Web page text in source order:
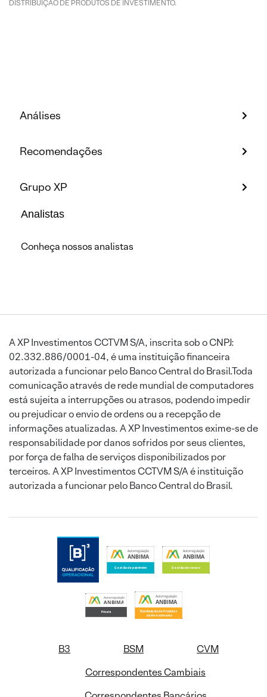
DISTRIBUIÇÃO DE PRODUTOS DE INVESTIMENTO.
Análises
Recomendações
Grupo XP
Analistas
Conheça nossos analistas
A XP Investimentos CCTVM S/A, inscrita sob o CNPJ:
02.332.886/0001-04, é uma instituição financeira
autorizada a funcionar pelo Banco Central do Brasil.Toda
comunicação através de rede mundial de computadores
está sujeita a interrupções ou atrasos, podendo impedir
ou prejudicar o envio de ordens ou a recepção de
informações atualizadas. A XP Investimentos exime-se de
responsabilidade por danos sofridos por seus clientes,
por força de falha de serviços disponibilizados por
terceiros. A XP Investimentos CCTVM S/A é instituição
autorizada a funcionar pelo Banco Central do Brasil.
B3 BSM
CVM
Correspondentes Cambiais